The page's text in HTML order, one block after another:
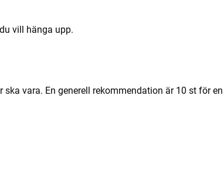
vill hänga upp.
vara. En generell rekommendation är 10 st för